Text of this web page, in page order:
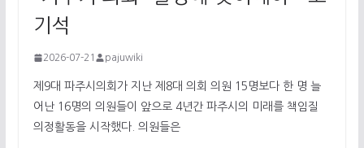
기석
2026-07-21 pajuwiki
제9대 파주시의회가 지난 제8대 의회 의원 15명보다 한 명 늘
어난 16명의 의원들이 앞으로 4년간 파주시의 미래를 책임질
의정활동을 시작했다. 의원들은